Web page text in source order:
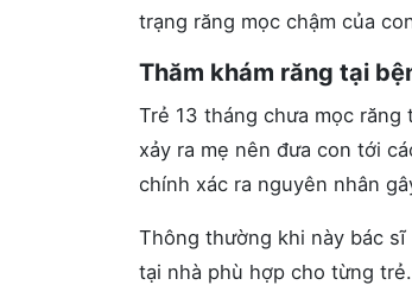
trạng răng mọc chậm của
Thăm khám răng tại
Trẻ 13 tháng chưa mọc
xảy ra mẹ nên đưa con tới
chính xác ra nguyên nhân
Thông thường khi này bác
tại nhà phù hợp cho từng